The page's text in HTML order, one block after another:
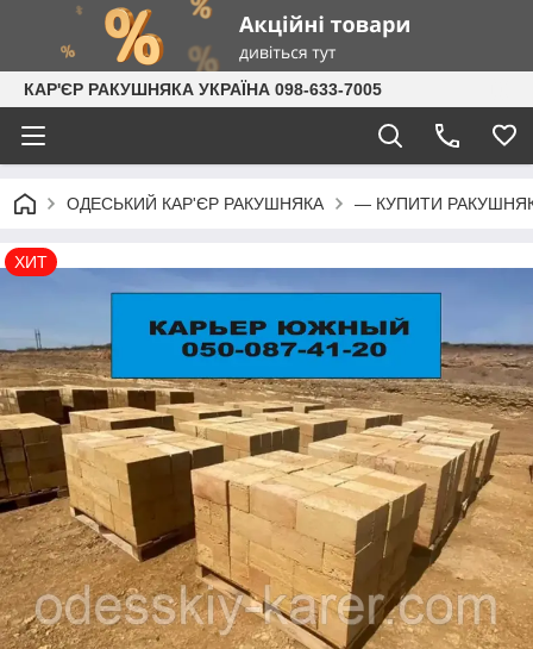
КАР'ЄР РАКУШНЯКА УКРАЇНА 098-633-7005
ОДЕСЬКИЙ КАР'ЄР РАКУШНЯКА — КУПИТИ
ХИТ